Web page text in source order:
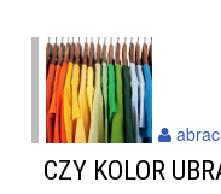
CZY KOLOR